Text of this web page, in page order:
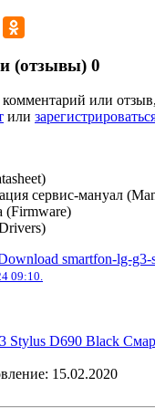
(отзывы) 0
комментарий или
или
сервис-мануал
smartfon-lg-
09:10.
Stylus D690 Black
15.02.2020